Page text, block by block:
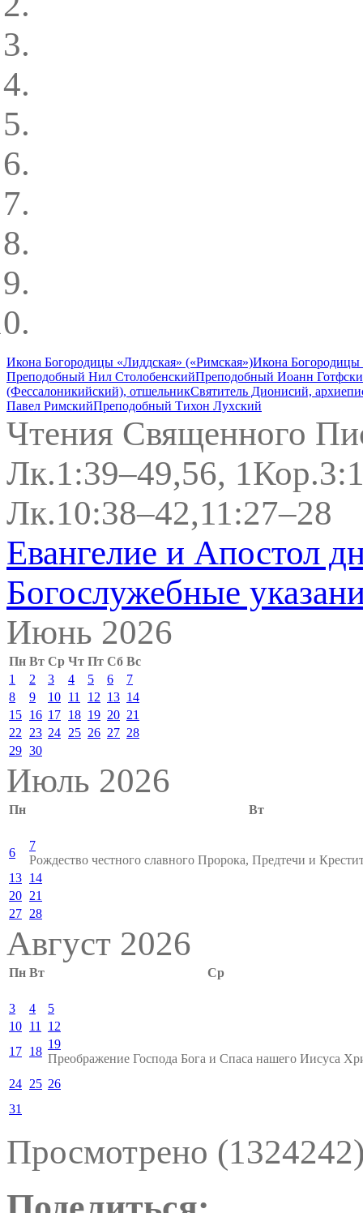
Икона Богородицы «Лиддская» («Римская»)Икона Богородицы
Преподобный Нил СтолобенскийПреподобный Иоанн
(Фессалоникийский), отшельникСвятитель Дионисий,
Павел РимскийПреподобный Тихон Лухский
Чтения Священного
Лк.1:39–49,56,
Лк.10:38–42,11:27–28
Евангелие и Апостол
Богослужебные
Июнь 2026
Пн Вт Ср Чт Пт Сб Вс
1
2 3 4 5 6
7
8
9 10 11 12 13 14
15 16 17 18 19 20 21
22
23 24 25 26 27 28
29 30
Июль 2026
Пн Вт
6
7
Рождество честного славного Пророка, Предтечи и
13 14
20 21
27 28
Август 2026
Пн Вт Ср
3 4
5
10 11
12
17 18
19
Преображение Господа Бога и Спаса нашего Иисуса
24 25 26
31
Просмотрено